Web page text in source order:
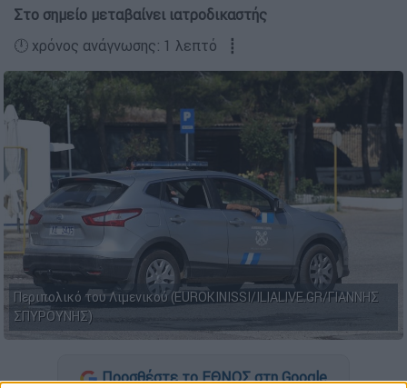
Στο σημείο μεταβαίνει ιατροδικαστής
🕛 χρόνος ανάγνωσης: 1 λεπτό ┋
Περιπολικό του Λιμενικού (EUROKINISSI/ILIALIVE.GR/ΓΙΑΝΝΗΣ
ΣΠΥΡΟΥΝΗΣ)
Προσθέστε το ΕΘΝΟΣ στη Google